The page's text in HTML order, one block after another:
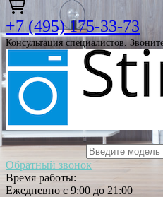
+7 (495) 175-33-73
Консультация специалистов.
Обратный звонок
Время работы:
Ежедневно с 9:00 до 21:00